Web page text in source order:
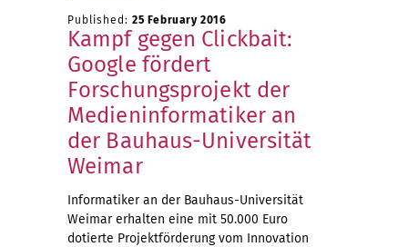
Published: 25 February 2016
Kampf gegen Clickbait:
Google fördert
Forschungsprojekt der
Medieninformatiker an
der Bauhaus-Universität
Weimar
Informatiker an der Bauhaus-Universität
Weimar erhalten eine mit 50.000 Euro
dotierte Projektförderung vom Innovation